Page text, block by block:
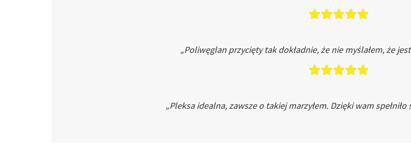
„Poliwęglan przycięty tak dokładnie, że nie myślałem, że
„Pleksa idealna, zawsze o takiej marzyłem. Dzięki wam spełniło